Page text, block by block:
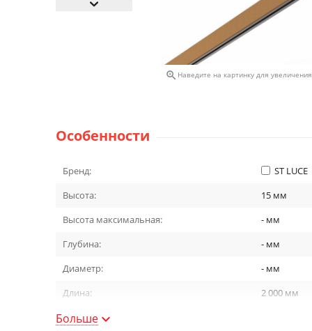
 Наведите на картинку для увеличения
Особенности
Бренд:
ST LUCE
Высота:
15 мм
Высота максимальная:
- мм
Глубина:
- мм
Диаметр:
- мм
Длина:
2 000 мм
Код ТНВЭД:
Больше